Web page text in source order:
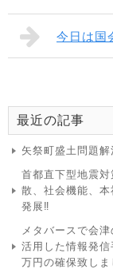
今日は国
最近の記事
矢祭町盛土問題解
首都直下型地震
散、社会機能、
発展‼
メタバースで会
活用した情報発
万円の確保致しま